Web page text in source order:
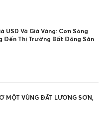
USD Và Giá Vàng: Cơn Sóng
Đến Thị Trường Bất Động Sản
MỘT VÙNG ĐẤT LƯƠNG SƠN,